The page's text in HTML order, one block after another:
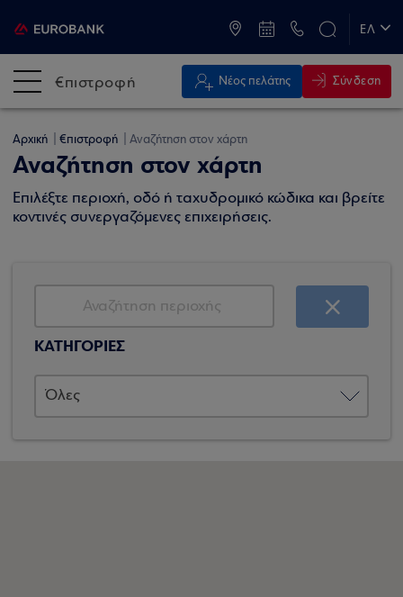
ΕΛ
€πιστροφή Νέος πελάτης Σύνδεση
Αρχική €πιστροφή Αναζήτηση στον χάρτη
Αναζήτηση στον χάρτη
Επιλέξτε περιοχή, οδό ή ταχυδρομικό κώδικα και βρείτε
κοντινές συνεργαζόμενες επιχειρήσεις.
ΚΑΤΗΓΟΡΙΕΣ